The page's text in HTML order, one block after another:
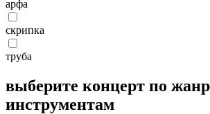
арфа
скрипка
труба
выберите концерт по
инструментам